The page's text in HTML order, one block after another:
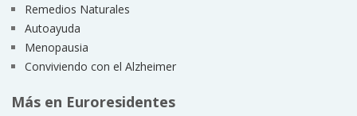
Remedios Naturales
Autoayuda
Menopausia
Conviviendo con el Alzheimer
Más en Euroresidentes